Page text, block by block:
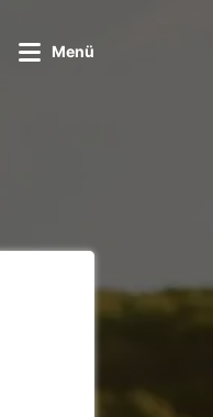
Menü